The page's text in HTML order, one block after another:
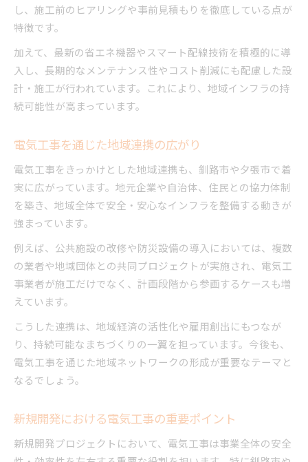
し、施工前のヒアリングや事前見積もりを徹底している点が
特徴です。
加えて、最新の省エネ機器やスマート配線技術を積極的に導
入し、長期的なメンテナンス性やコスト削減にも配慮した設
計・施工が行われています。これにより、地域インフラの持
続可能性が高まっています。
電気工事を通じた地域連携の広がり
電気工事をきっかけとした地域連携も、釧路市や夕張市で着
実に広がっています。地元企業や自治体、住民との協力体制
を築き、地域全体で安全・安心なインフラを整備する動きが
強まっています。
例えば、公共施設の改修や防災設備の導入においては、複数
の業者や地域団体との共同プロジェクトが実施され、電気工
事業者が施工だけでなく、計画段階から参画するケースも増
えています。
こうした連携は、地域経済の活性化や雇用創出にもつなが
り、持続可能なまちづくりの一翼を担っています。今後も、
電気工事を通じた地域ネットワークの形成が重要なテーマと
なるでしょう。
新規開発における電気工事の重要ポイント
新規開発プロジェクトにおいて、電気工事は事業全体の安全